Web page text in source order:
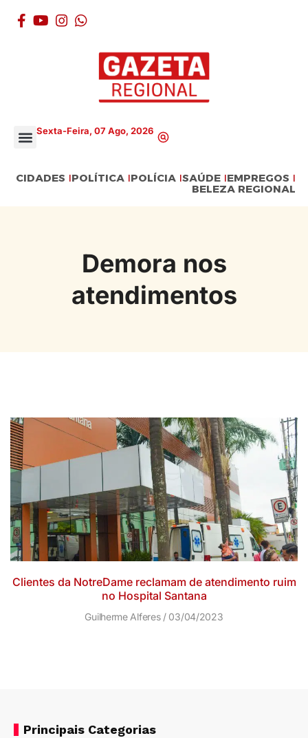
Sexta-Feira, 07 Ago, 2026
CIDADES POLÍTICA POLÍCIA SAÚDE EMPREGOS
BELEZA REGIONAL
Demora nos
atendimentos
Clientes da NotreDame reclamam de atendimento ruim
no Hospital Santana
Guilherme Alferes 03/04/2023
Principais Categorias